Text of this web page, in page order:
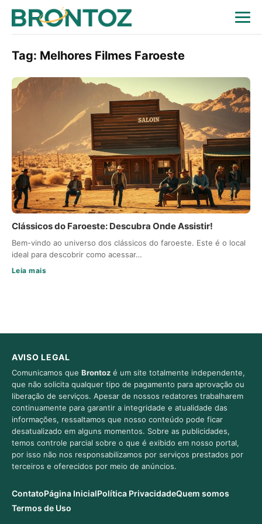
Tag: Melhores Filmes Faroeste
Clássicos do Faroeste: Descubra Onde Assistir!
Bem-vindo ao universo dos clássicos do faroeste. Este é o local
ideal para descobrir como acessar…
Leia mais
AVISO LEGAL
Comunicamos que Brontoz é um site totalmente independente,
que não solicita qualquer tipo de pagamento para aprovação ou
liberação de serviços. Apesar de nossos redatores trabalharem
continuamente para garantir a integridade e atualidade das
informações, ressaltamos que nosso conteúdo pode ficar
desatualizado em alguns momentos. Sobre as publicidades,
temos controle parcial sobre o que é exibido em nosso portal,
por isso não nos responsabilizamos por serviços prestados por
terceiros e oferecidos por meio de anúncios.
ContatoPágina InicialPolítica PrivacidadeQuem somos
Termos de Uso